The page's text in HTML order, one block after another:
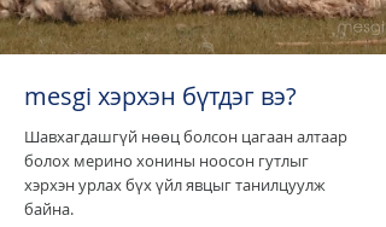
mesgi хэрхэн бүтдэг вэ?
Шавхагдашгүй нөөц болсон цагаан алтаар
болох мерино хонины ноосон гутлыг
хэрхэн урлах бүх үйл явцыг танилцуулж
байна.